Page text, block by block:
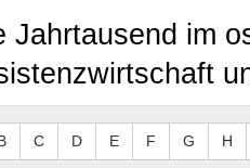
Jahrtausend im
C D E F G H